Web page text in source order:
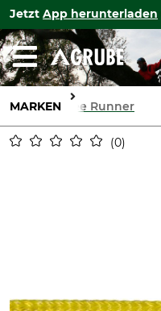
Jetzt App herunterladen
MARKEN Tree Runner
0